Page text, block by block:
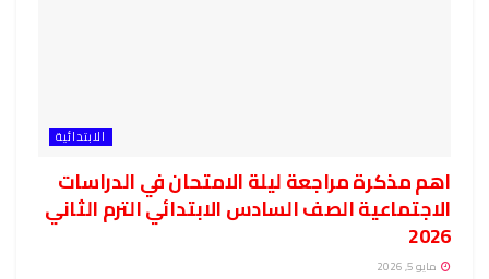
الابتدائية
اهم مذكرة مراجعة ليلة الامتحان في الدراسات
الاجتماعية الصف السادس الابتدائي الترم الثاني
2026
مايو 5, 2026